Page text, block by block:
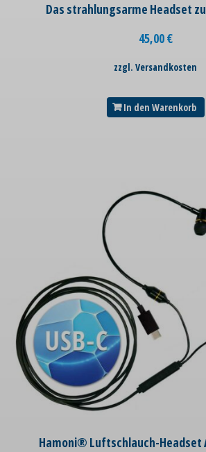
Das strahlungsarme Headset
45,00€
zzgl. Versandkosten
In den Warenkorb
Hamoni® Luftschlauch-Headset